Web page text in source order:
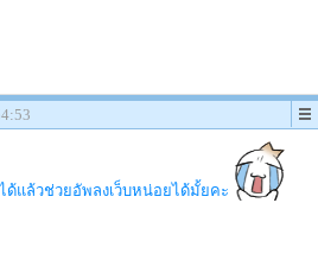
ด้แล้วช่วยอัพลงเว็บหน่อยได้มั้ยคะ